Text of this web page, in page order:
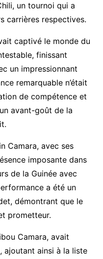
un tournoi qui a
carrières respectives.
captivé le monde du
finissant
un impressionnant
remarquable n’était
de compétence et
avant-goût de la
Camara, avec ses
imposante dans
de la Guinée avec
a été un
démontrant que le
prometteur.
Camara, avait
ajoutant ainsi à la liste